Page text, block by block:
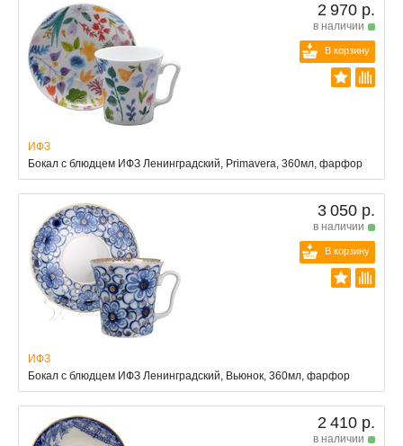
2 970 р.
в наличии
В корзину
ИФЗ
Бокал с блюдцем ИФЗ Ленинградский, Primavera, 360мл, фарфор
3 050 р.
в наличии
В корзину
ИФЗ
Бокал с блюдцем ИФЗ Ленинградский, Вьюнок, 360мл, фарфор
2 410 р.
в наличии